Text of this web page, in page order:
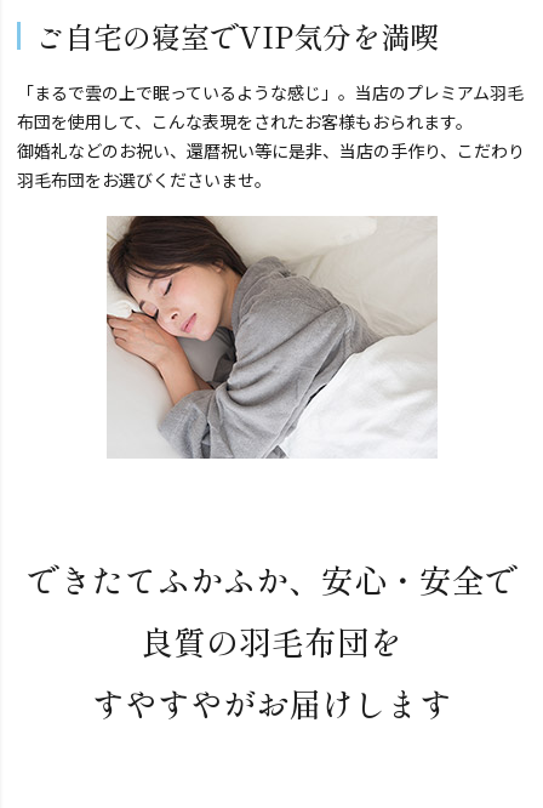
ご自宅の寝室でVIP気分を満喫
「まるで雲の上で眠っているような感じ」。当店のプレミアム羽毛
布団を使用して、こんな表現をされたお客様もおられます。
御婚礼などのお祝い、還暦祝い等に是非、当店の手作り、こだわり
羽毛布団をお選びくださいませ。
できたてふかふか、安心・安全で
良質の羽毛布団を
すやすやがお届けします